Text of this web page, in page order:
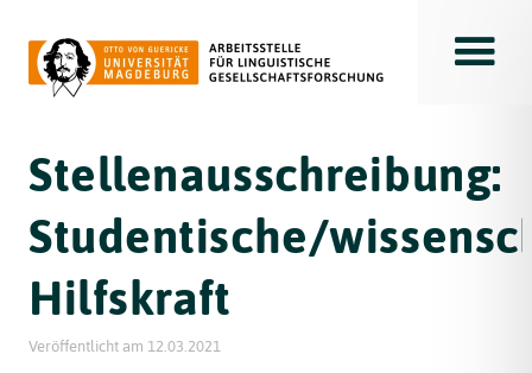
Stellenausschreibung:
Studentische/
Hilfskraft
Veröffentlicht am 12.03.2021